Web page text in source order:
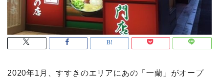
2020年1月、すすきのエリアにあの「一蘭」がオープ